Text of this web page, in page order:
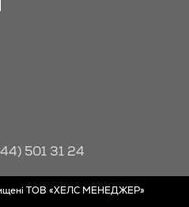
501 31 24
ТОВ «ХЕЛС МЕНЕДЖЕР»